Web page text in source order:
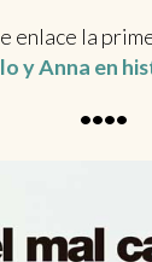
enlace la
y Anna en
••••